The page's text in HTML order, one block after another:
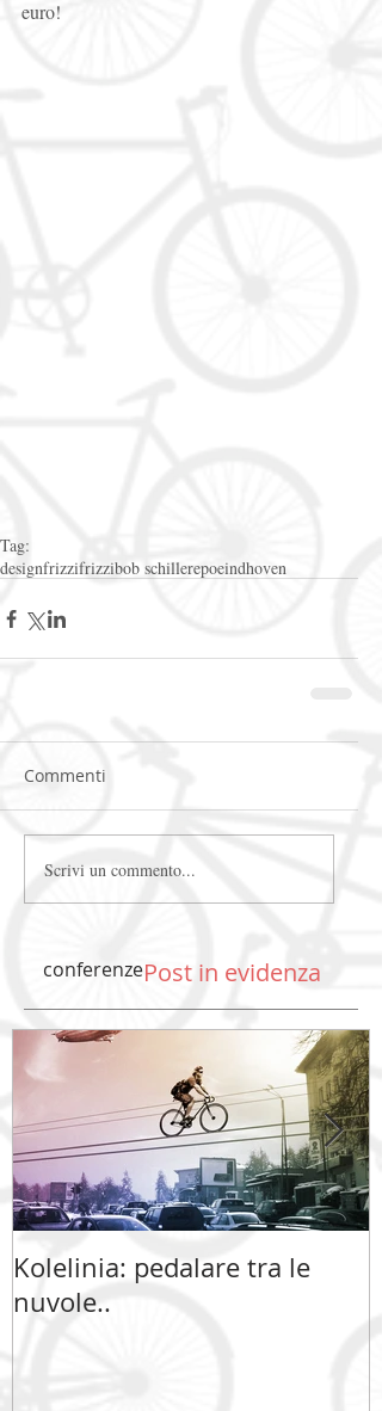
conferenzePost in evidenza
euro!
Tag:
designfrizzifrizzibob schillerepoeindhoven
Commenti
Scrivi un commento...
Kolelinia: pedalare tra le
nuvole..